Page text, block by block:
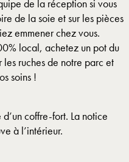
de la réception si vous
de la soie et sur les pièces
emmener chez vous.
local, achetez un pot du
ruches de notre parc et
soins !
coffre-fort. La notice
à l’intérieur.